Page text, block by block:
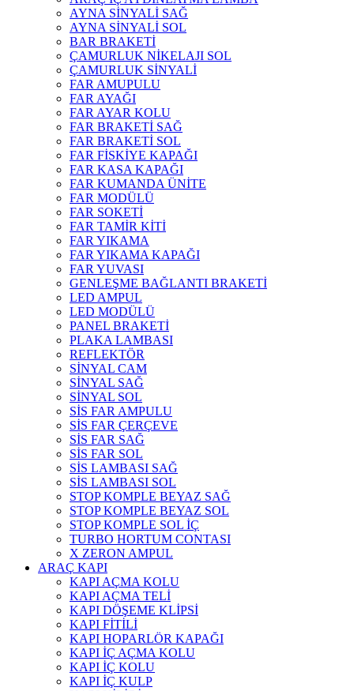
AYNA SİNYALİ SAĞ
AYNA SİNYALİ SOL
BAR BRAKETİ
ÇAMURLUK NİKELAJI SOL
ÇAMURLUK SİNYALİ
FAR AMUPULU
FAR AYAĞI
FAR AYAR KOLU
FAR BRAKETİ SAĞ
FAR BRAKETİ SOL
FAR FİSKİYE KAPAĞI
FAR KASA KAPAĞI
FAR KUMANDA ÜNİTE
FAR MODÜLÜ
FAR SOKETİ
FAR TAMİR KİTİ
FAR YIKAMA
FAR YIKAMA KAPAĞI
FAR YUVASI
GENLEŞME BAĞLANTI BRAKETİ
LED AMPUL
LED MODÜLÜ
PANEL BRAKETİ
PLAKA LAMBASI
REFLEKTÖR
SİNYAL CAM
SİNYAL SAĞ
SİNYAL SOL
SİS FAR AMPULU
SİS FAR ÇERÇEVE
SİS FAR SAĞ
SİS FAR SOL
SİS LAMBASI SAĞ
SİS LAMBASI SOL
STOP KOMPLE BEYAZ SAĞ
STOP KOMPLE BEYAZ SOL
STOP KOMPLE SOL İÇ
TURBO HORTUM CONTASI
X ZERON AMPUL
ARAÇ KAPI
KAPI AÇMA KOLU
KAPI AÇMA TELİ
KAPI DÖŞEME KLİPSİ
KAPI FİTİLİ
KAPI HOPARLÖR KAPAĞI
KAPI İÇ AÇMA KOLU
KAPI İÇ KOLU
KAPI İÇ KULP